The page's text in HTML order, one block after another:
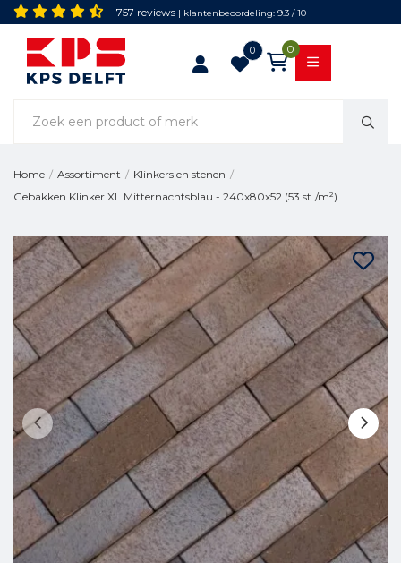
757 reviews | klantenbeoordeling: 9.3 / 10
0 0
Home / Assortiment / Klinkers en stenen /
Gebakken Klinker XL Mitternachtsblau - 240x80x52 (53 st./m²)